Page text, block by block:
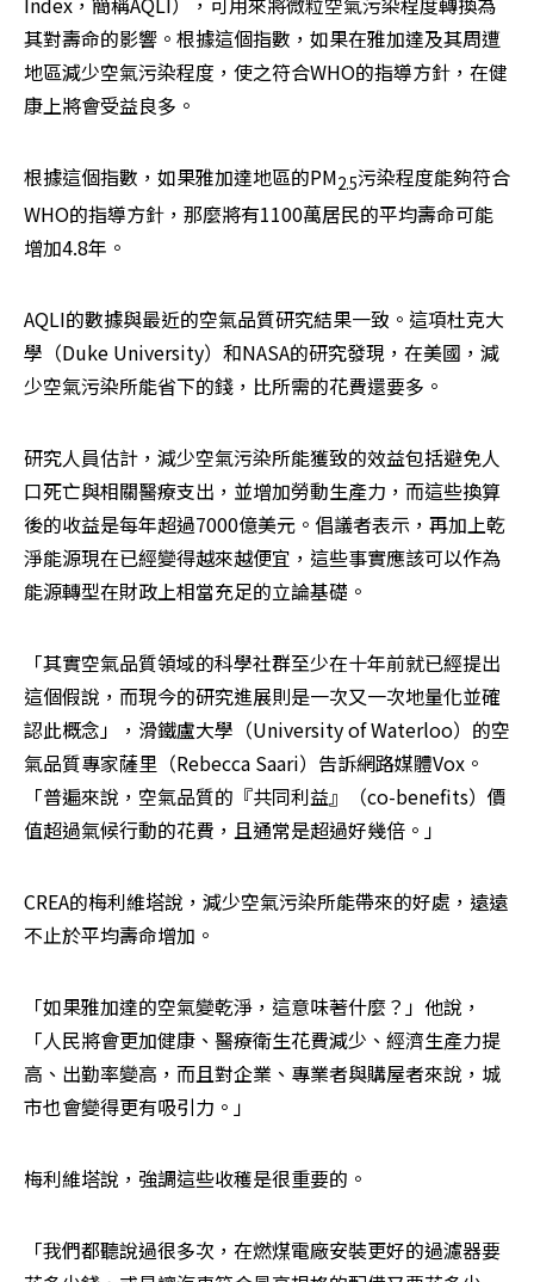
其對壽命的影響。根據這個指數，如果在雅加達及其周遭
地區減少空氣污染程度，使之符合WHO的指導方針，在健
康上將會受益良多。
根據這個指數，如果雅加達地區的PM2.5污染程度能夠符合
WHO的指導方針，那麼將有1100萬居民的平均壽命可能
增加4.8年。
AQLI的數據與最近的空氣品質研究結果一致。這項杜克大
學（Duke University）和NASA的研究發現，在美國，減
少空氣污染所能省下的錢，比所需的花費還要多。
研究人員估計，減少空氣污染所能獲致的效益包括避免人
口死亡與相關醫療支出，並增加勞動生產力，而這些換算
後的收益是每年超過7000億美元。倡議者表示，再加上乾
淨能源現在已經變得越來越便宜，這些事實應該可以作為
能源轉型在財政上相當充足的立論基礎。
「其實空氣品質領域的科學社群至少在十年前就已經提出
這個假說，而現今的研究進展則是一次又一次地量化並確
認此概念」，滑鐵盧大學（University of Waterloo）的空
氣品質專家薩里（Rebecca Saari）告訴網路媒體Vox。
「普遍來說，空氣品質的『共同利益』（co-benefits）價
值超過氣候行動的花費，且通常是超過好幾倍。」
CREA的梅利維塔說，減少空氣污染所能帶來的好處，遠遠
不止於平均壽命增加。
「如果雅加達的空氣變乾淨，這意味著什麼？」他說，
「人民將會更加健康、醫療衛生花費減少、經濟生產力提
高、出勤率變高，而且對企業、專業者與購屋者來說，城
市也會變得更有吸引力。」
梅利維塔說，強調這些收穫是很重要的。
「我們都聽說過很多次，在燃煤電廠安裝更好的過濾器要